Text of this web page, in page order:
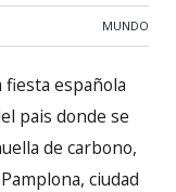
MUNDO
fiesta española
pais donde se
de carbono,
ciudad